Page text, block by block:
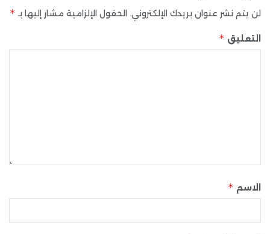
لن يتم نشر عنوان بريدك الإلكتروني. الحقول الإلزامية مشار إليها بـ *
التعليق *
الاسم *